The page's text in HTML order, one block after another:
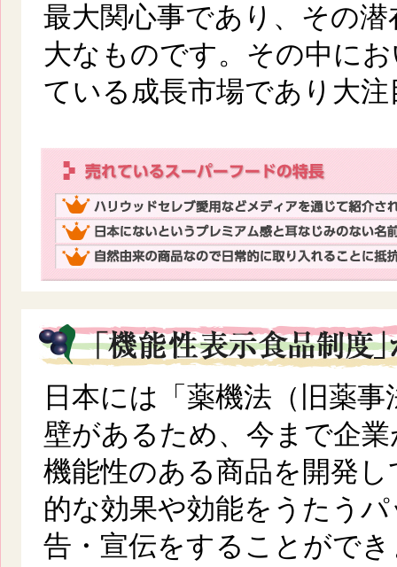
最大関心事であり、その
大なものです。その中に
ている成長市場であり大
日本には「薬機法（旧薬
壁があるため、今まで企
機能性のある商品を開発
的な効果や効能をうたう
告・宣伝をすることがで